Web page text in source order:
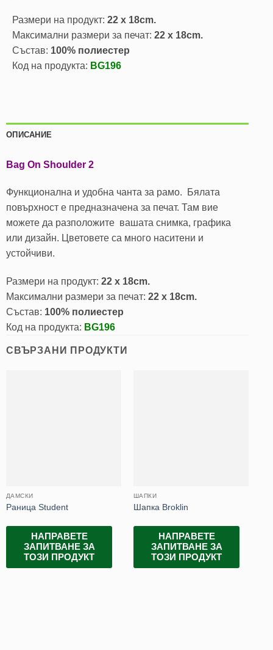
Размери на продукт: 22 x 18cm.
Максимални размери за печат: 22 x 18cm.
Състав: 100% полиестер
Код на продукта: BG196
ОПИСАНИЕ
Bag On Shoulder 2
Функционална и удобна чанта за рамо. Бялата
повърхност е предназначена за печат. Там вие
можете да разположите вашата снимка, графика
или дизайн. Цветовете са много наситени и
устойчиви.
Размери на продукт: 22 x 18cm.
Максимални размери за печат: 22 x 18cm.
Състав: 100% полиестер
Код на продукта: BG196
СВЪРЗАНИ ПРОДУКТИ
ДАМСКИ
Раница Student
НАПРАВЕТЕ
ЗАПИТВАНЕ ЗА
ТОЗИ ПРОДУКТ
ШАПКИ
Шапка Broklin
НАПРАВЕТЕ
ЗАПИТВАНЕ ЗА
ТОЗИ ПРОДУКТ